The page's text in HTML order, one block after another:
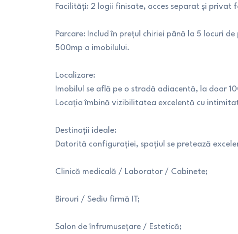
Facilități: 2 logii finisate, acces separat și
Parcare: Includ în prețul chiriei până la 5 locuri
500mp a imobilului.
Localizare:
Imobilul se află pe o stradă adiacentă, la doar
Locația îmbină vizibilitatea excelentă cu
Destinații ideale:
Datorită configurației, spațiul se pretează
Clinică medicală / Laborator / Cabinete;
Birouri / Sediu firmă IT;
Salon de înfrumusețare / Estetică;